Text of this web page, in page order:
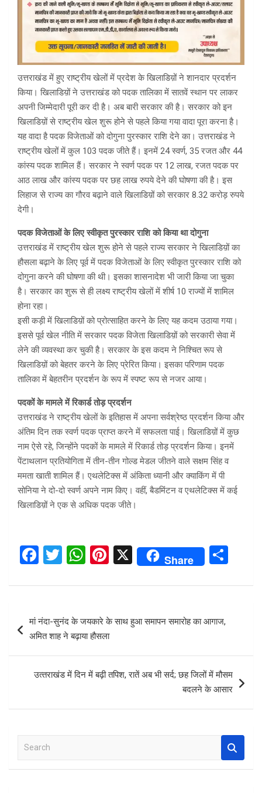
उत्तराखंड में हुए राष्ट्रीय खेलों में प्रदेश के खिलाडिय़ों ने शानदार प्रदर्शन
किया। खिलाडिय़ों ने उत्तराखंड को पदक तालिका में सातवें स्थान पर लाकर
अपनी जिम्मेदारी पूरी कर दी है। अब बारी सरकार की है। सरकार को इन
खिलाडिय़ों से राष्ट्रीय खेल शुरू होने से पहले किया गया वादा पूरा करना है।
यह वादा है पदक विजेताओं को दोगुना पुरस्कार राशि देने का। उत्तराखंड ने
राष्ट्रीय खेलों में कुल 103 पदक जीते हैं। इनमें 24 स्वर्ण, 35 रजत और 44
कांस्य पदक शामिल हैं। सरकार ने स्वर्ण पदक पर 12 लाख, रजत पदक पर
आठ लाख और कांस्य पदक पर छह लाख रुपये देने की घोषणा की है। इस
लिहाज से राज्य का गौरव बढ़ाने वाले खिलाडिय़ों को सरकार 8.32 करोड़ रुपये
देगी।
पदक विजेताओं के लिए स्वीकृत पुरस्कार राशि को किया था दोगुना
उत्तराखंड में राष्ट्रीय खेल शुरू होने से पहले राज्य सरकार ने खिलाडिय़ों का
हौसला बढ़ाने के लिए पूर्व में पदक विजेताओं के लिए स्वीकृत पुरस्कार राशि को
दोगुना करने की घोषणा की थी। इसका शासनादेश भी जारी किया जा चुका
है। सरकार का शुरू से ही लक्ष्य राष्ट्रीय खेलों में शीर्ष 10 राज्यों में शामिल
होना रहा।
इसी कड़ी में खिलाडिय़ों को प्रोत्साहित करने के लिए यह कदम उठाया गया।
इससे पूर्व खेल नीति में सरकार पदक विजेता खिलाडिय़ों को सरकारी सेवा में
लेने की व्यवस्था कर चुकी है। सरकार के इस कदम ने निश्चित रूप से
खिलाडिय़ों को बेहतर करने के लिए प्रेरित किया। इसका परिणाम पदक
तालिका में बेहतरीन प्रदर्शन के रूप में स्पष्ट रूप से नजर आया।
पदकों के मामले में रिकार्ड तोड़ प्रदर्शन
उत्तराखंड ने राष्ट्रीय खेलों के इतिहास में अपना सर्वश्रेष्ठ प्रदर्शन किया और
अंतिम दिन तक स्वर्ण पदक प्राप्त करने में सफलता पाई। खिलाडिय़ों में कुछ
नाम ऐसे रहे, जिन्होंने पदकों के मामले में रिकार्ड तोड़ प्रदर्शन किया। इनमें
पेंटाथलान प्रतियोगिता में तीन-तीन गोल्ड मेडल जीतने वाले सक्षम सिंह व
ममता खाती शामिल हैं। एथलेटिक्स में अंकिता ध्यानी और क्याकिंग में पी
सोनिया ने दो-दो स्वर्ण अपने नाम किए। वहीं, बैडमिंटन व एथलेटिक्स में कई
खिलाडिय़ों ने एक से अधिक पदक जीते।
F
ce
b
o
k
T
tt
er
W
at
A
p
Pi
er
t
X Share
ar
navigation
मां नंदा-सुनंद के जयकारे के साथ हुआ समापन समारोह का आगाज,
अमित शाह ने बढ़ाया हौसला
उत्‍तराखंड में दिन में बढ़ी तपिश, रातें अब भी सर्द; छह जिलों में मौसम
बदलने के आसार
a